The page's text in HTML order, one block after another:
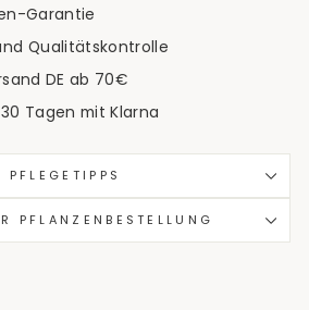
Garantie
Qualitätskontrolle
DE ab 70€
Tagen mit Klarna
PFLEGETIPPS
PFLANZENBESTELLUNG